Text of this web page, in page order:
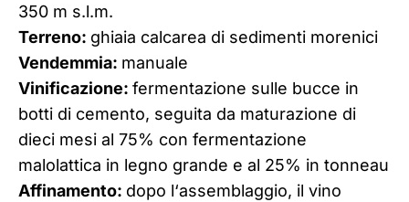
350 m s.l.m.
Terreno: ghiaia calcarea di sedimenti morenici
Vendemmia: manuale
Vinificazione: fermentazione sulle bucce in
botti di cemento, seguita da maturazione di
dieci mesi al 75% con fermentazione
malolattica in legno grande e al 25% in tonneau
Affinamento: dopo l‘assemblaggio, il vino